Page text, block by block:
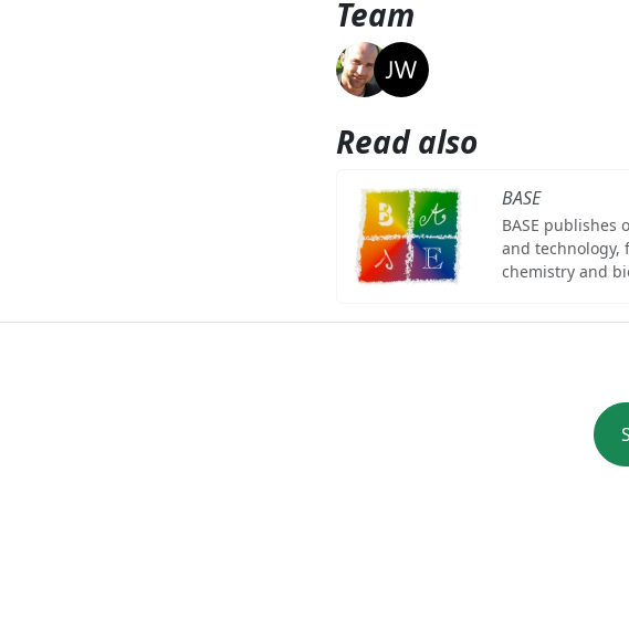
Team
Read also
BASE
BASE
and technology,
chemistry and